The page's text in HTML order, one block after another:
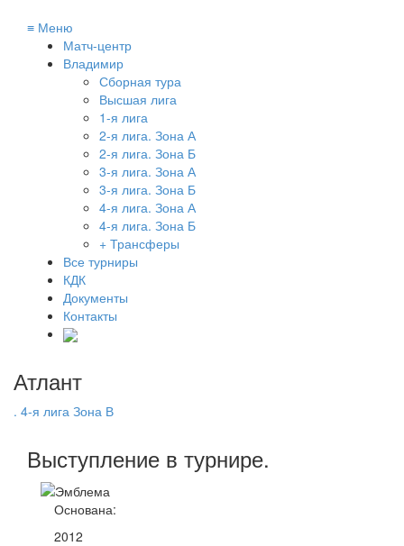
≡ Меню
Матч-центр
Владимир
Сборная тура
Высшая лига
1-я лига
2-я лига. Зона А
2-я лига. Зона Б
3-я лига. Зона А
3-я лига. Зона Б
4-я лига. Зона А
4-я лига. Зона Б
+ Трансферы
Все турниры
КДК
Документы
Контакты
Атлант
. 4-я лига Зона В
Выступление в турнире.
Основана:
2012